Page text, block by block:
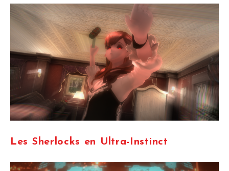
Les Sherlocks en Ultra-Instinct